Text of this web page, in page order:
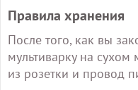
Правила хранения
После того, как вы
мультиварку на
из розетки и провод